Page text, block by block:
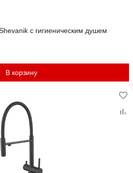
с гигиеническим душем
В корзину